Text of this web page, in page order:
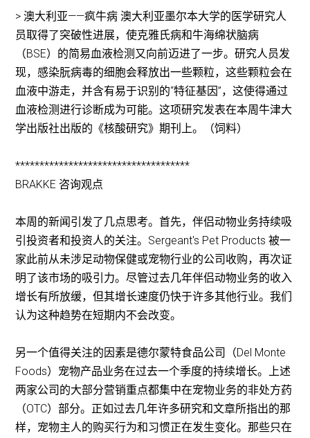
> 澳大利亚——疯牛病 澳大利亚墨尔本大学的医学研究人
员取得了突破性进展，使克雅氏病和牛海绵状脑病
（BSE）的简易血液检测又向前迈进了一步。研究人员发
现，感染朊病毒的细胞会释放出一些颗粒，这些颗粒会在
血液中游走，并含有易于识别的“特征基因”，这使得通过
血液检测进行诊断成为可能。这项研究发表在本周牛津大
学出版社出版的《核酸研究》期刊上。（饲料）
************************************
BRAKKE 咨询观点
本周的新闻引发了几点思考。首先，伴侣动物业务持续吸
引投资者和投资人的关注。Sergeant's Pet Products 被一
家此前从未涉足动物保健或宠物行业的公司收购，再次证
明了该市场的吸引力。尽管过去几年伴侣动物业务的收入
增长有所放缓，但其增长速度仍快于许多其他行业。我们
认为这种趋势在短期内不会改变。
另一个值得关注的因素是德尔蒙特食品公司（Del Monte
Foods）宠物产品业务在过去一个季度的持续增长。上述
两家公司的大部分营销重点都集中在宠物业务的非处方药
（OTC）部分。正如过去几年许多研究和文章所指出的那
样，宠物主人的购买行为和习惯正在发生变化。那些只在